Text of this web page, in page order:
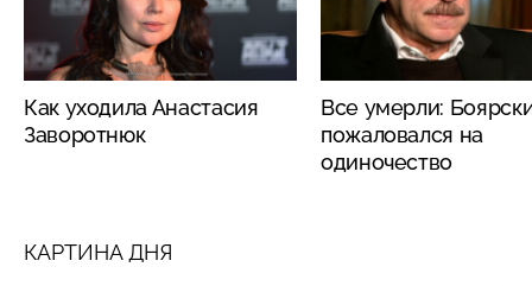
Как уходила Анастасия
Заворотнюк
Все умерли:
пожаловался на
одиночество
КАРТИНА ДНЯ